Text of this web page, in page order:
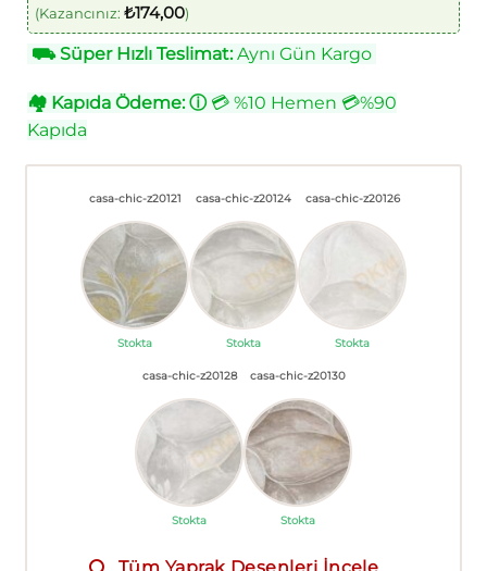
(Kazancınız: ₺174,00)
⛟Süper Hızlı Teslimat:Aynı Gün Kargo
🏘 Kapıda Ödeme: ⓘ💳 %10 Hemen 💳%90
Kapıda
casa-chic-z20121
Stokta
casa-chic-z20124
Stokta
casa-chic-z20126
Stokta
casa-chic-z20128
Stokta
casa-chic-z20130
Stokta